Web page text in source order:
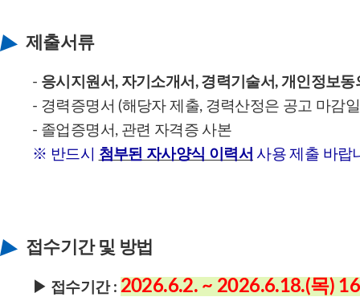
제출서류
- 응시지원서, 자기소개서, 경력기술서, 개인정보동
- 경력증명서 (해당자 제출, 경력산정은 공고 마감
- 졸업증명서, 관련 자격증 사본
※ 반드시 첨부된 자사양식 이력서 사용 제출 바랍
접수기간 및 방법
▶ 접수기간 : 2026.6.2. ~ 2026.6.18.(목)